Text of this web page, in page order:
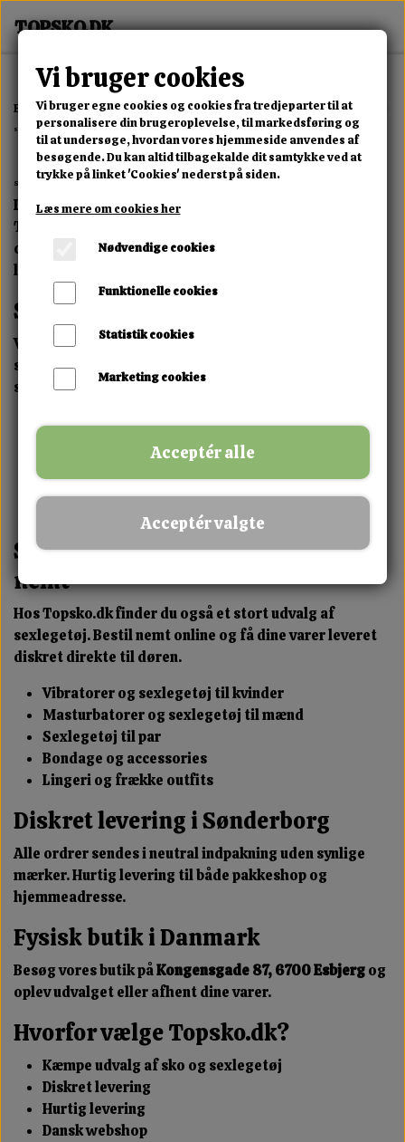
Forside Seo byer og områder Sexshop Sønderborg & Damesko
Sexshop Sønderborg & Damesko online hos Topsko.dk
Sko og sexshop i Sønderborg – Stort udvalg & diskret levering
Leder du efter sko eller sexlegetøj i Sønderborg? Hos
Topsko.dk finder du et stort udvalg af moderne fodtøj
og sexlegetøj – samlet ét sted med hurtig og diskret
levering.
Stort udvalg af sko i Sønderborg
Vi tilbyder et bredt udvalg af damesko til enhver stil og
sæson. Uanset om du er til sneakers, støvler eller lette
sommersko, finder du det hos os.
Sneakers til hverdag og fritid
Støvler og vinterfodtøj
Sandaler og sommersko
Køb 3 – betal for 2 tilbud
Sexshop i Sønderborg – diskret og
nemt
Hos Topsko.dk finder du også et stort udvalg af
sexlegetøj. Bestil nemt online og få dine varer leveret
diskret direkte til døren.
Vibratorer og sexlegetøj til kvinder
Masturbatorer og sexlegetøj til mænd
Sexlegetøj til par
Bondage og accessories
Lingeri og frække outfits
Diskret levering i Sønderborg
Alle ordrer sendes i neutral indpakning uden synlige
mærker. Hurtig levering til både pakkeshop og
hjemmeadresse.
Fysisk butik i Danmark
Besøg vores butik påKongensgade 87, 6700 Esbjergog
oplev udvalget eller afhent dine varer.
Hvorfor vælge Topsko.dk?
Kæmpe udvalg af sko og sexlegetøj
Diskret levering
Hurtig levering
Dansk webshop
Vi bruger cookies
Vi bruger egne cookies og cookies fra tredjeparter til at
personalisere din brugeroplevelse, til markedsføring og
til at undersøge, hvordan vores hjemmeside anvendes af
besøgende. Du kan altid tilbagekalde dit samtykke ved at
trykke på linket 'Cookies' nederst på siden.
Læs mere om cookies her
Nødvendige cookies
Funktionelle cookies
Statistik cookies
Marketing cookies
Acceptér alle
Acceptér valgte